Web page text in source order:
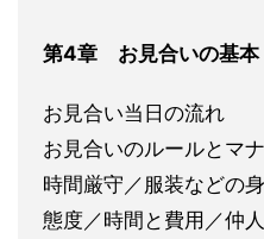
第4章 お見合いの基
お見合い当日の流れ
お見合いのルールとマ
時間厳守／服装などの
態度／時間と費用／仲人